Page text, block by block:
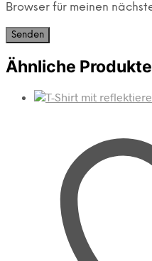
Browser für meinen
Ähnliche Produkte